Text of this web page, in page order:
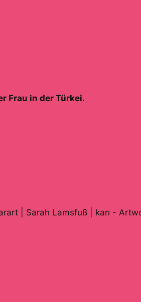
Frau in der Türkei.